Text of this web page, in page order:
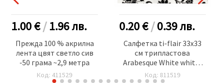
1.00 €/1.96лв.
Прежда 100 % акрилна
лента цвят светло сив
-50 грама ~2,9 метра
Код: 411529
0.20 €/0.39лв.
Салфетка ti-flair 33x33
см трипластова
Arabesque White white-
black -1 брой
Код: 811519